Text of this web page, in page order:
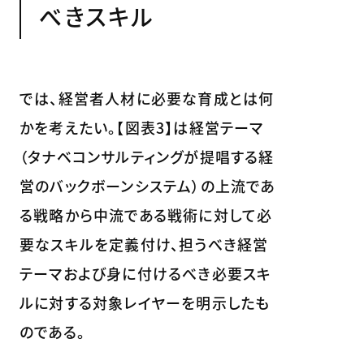
べきスキル
では、経営者人材に必要な育成とは何
かを考えたい。【図表3】は経営テーマ
（タナベコンサルティングが提唱する経
営のバックボーンシステム）の上流であ
る戦略から中流である戦術に対して必
要なスキルを定義付け、担うべき経営
テーマおよび身に付けるべき必要スキ
ルに対する対象レイヤーを明示したも
のである。